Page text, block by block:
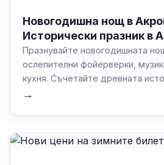
Новогодишна нощ в
Исторически празник в
Празнувайте новогодишната
ослепителни фойерверки,
кухня. Съчетайте древната
→